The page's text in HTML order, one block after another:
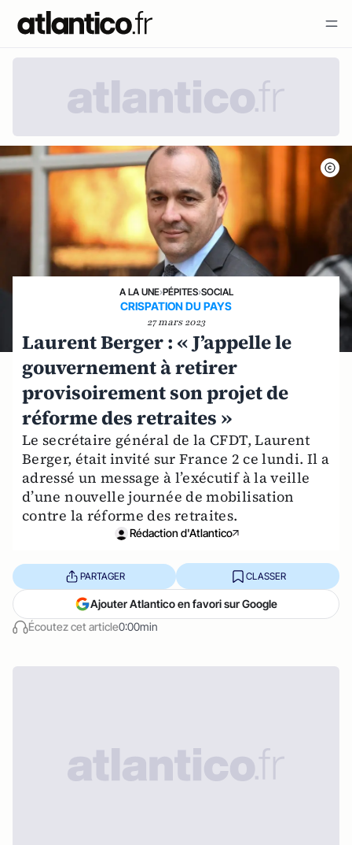
A LA UNE›PÉPITES›SOCIAL
CRISPATION DU PAYS
27 mars 2023
Laurent Berger : « J’appelle le
gouvernement à retirer
provisoirement son projet de
réforme des retraites »
Le secrétaire général de la CFDT, Laurent
Berger, était invité sur France 2 ce lundi. Il a
adressé un message à l’exécutif à la veille
d’une nouvelle journée de mobilisation
contre la réforme des retraites.
Rédaction d'Atlantico
Écoutez cet article0:00min
PARTAGER CLASSER
Ajouter Atlantico en favori sur Google